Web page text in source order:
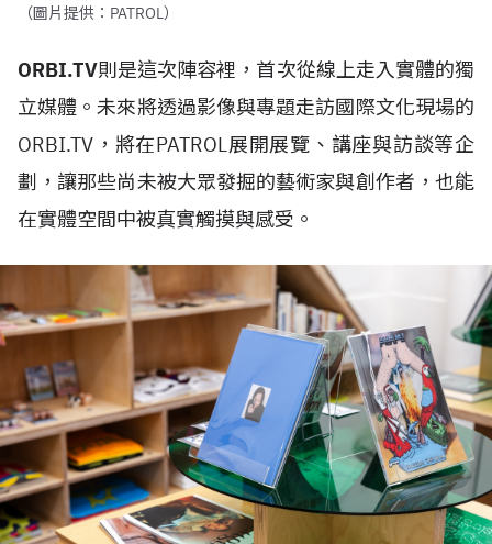
（圖片提供：PATROL）
ORBI.TV則是這次陣容裡，首次從線上走入實體的獨
立媒體。未來將透過影像與專題走訪國際文化現場的
ORBI.TV，將在PATROL展開展覽、講座與訪談等企
劃，讓那些尚未被大眾發掘的藝術家與創作者，也能
在實體空間中被真實觸摸與感受。